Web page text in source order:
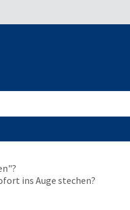
ins Auge stechen?